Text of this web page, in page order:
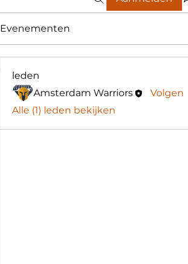
Evenementen
leden
Amsterdam Warriors
Volgen
Alle (1) leden bekijken